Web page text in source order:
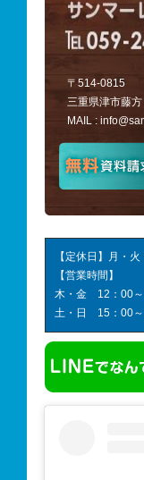
〒514-0815
三重県津市藤
MAIL :
【定休日】月・火
【営業時間】
木・金 12：00
土・日 15：00